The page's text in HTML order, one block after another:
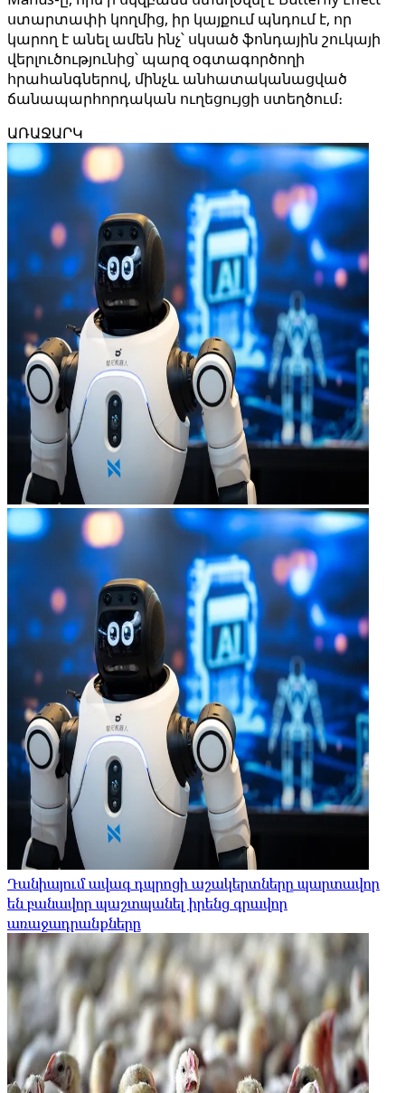
ստարտափի կողմից, իր կայքում պնդում է, որ
կարող է անել ամեն ինչ՝ սկսած ֆոնդային շուկայի
վերլուծությունից՝ պարզ օգտագործողի
հրահանգներով, մինչև անհատականացված
ճանապարհորդական ուղեցույցի ստեղծում։
ԱՌԱՋԱՐԿ
Դանիայում ավագ դպրոցի աշակերտները պարտավոր
են բանավոր պաշտպանել իրենց գրավոր
առաջադրանքները